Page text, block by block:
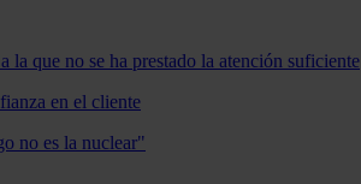
la que no se ha prestado la atención suficiente
en el cliente
no es la nuclear"